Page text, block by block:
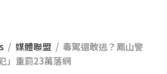
/ 媒體聯盟 / 毒駕還敢逃？鳳山警
」重罰23萬落網